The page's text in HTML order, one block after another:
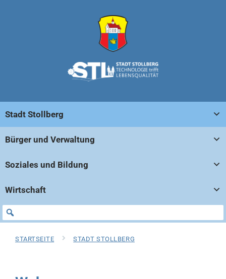
Stadt Stollberg
Bürger und Verwaltung
Soziales und Bildung
Wirtschaft
STARTSEITE STADT STOLLBERG